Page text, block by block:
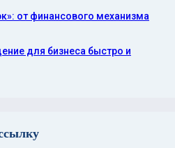
от финансового механизма
для бизнеса быстро и